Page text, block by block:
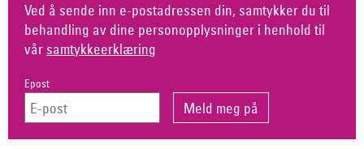
Ved å sende inn e-postadressen din, samtykker du til
behandling av dine personopplysninger i henhold til
vår samtykkeerklæring
Epost